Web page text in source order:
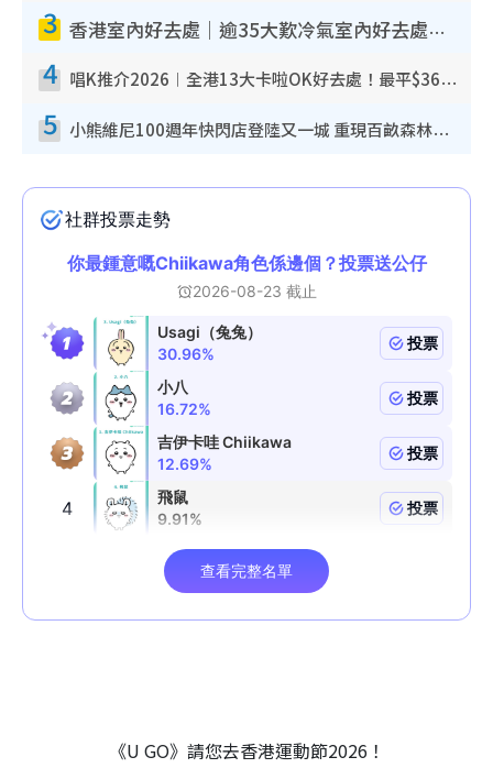
3 香港室內好去處｜逾35大歎冷氣室內好去處推介 室內活動免費避雨無懼落雨
4 唱K推介2026︱全港13大卡啦OK好去處！最平$36起 日文K都有！(附地址+收費詳情)
5 小熊維尼100週年快閃店登陸又一城 重現百畝森林經典場景／獨家限定盲盒登場／專屬DIY香水
《U GO》請您去香港運動節2026！